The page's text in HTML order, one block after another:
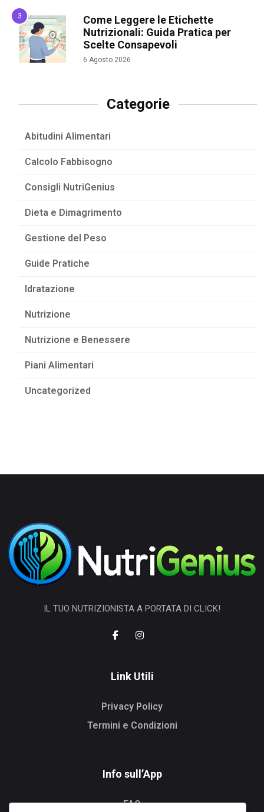
Come Leggere le Etichette
Nutrizionali: Guida Pratica per
Scelte Consapevoli
6 Agosto 2026
Categorie
Abitudini Alimentari
Calcolo Fabbisogno
Consigli NutriGenius
Dieta e Dimagrimento
Gestione del Peso
Guide Pratiche
Idratazione
Nutrizione
Nutrizione e Benessere
Piani Alimentari
Uncategorized
IL TUO NUTRIZIONISTA A PORTATA DI CLICK!
Link Utili
Privacy Policy
Termini e Condizioni
Info sull’App
FAQ